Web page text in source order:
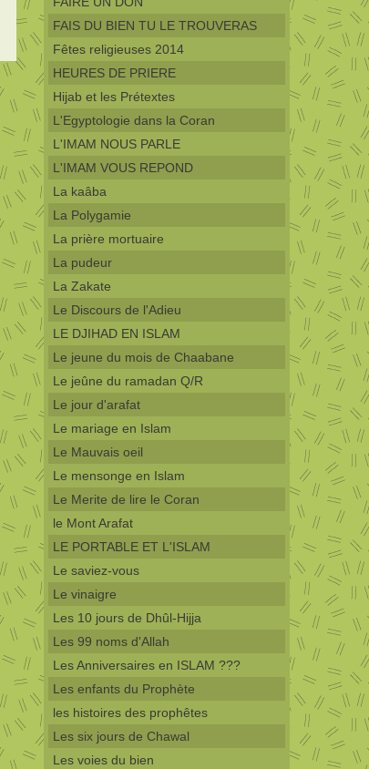
FAIS DU BIEN TU LE TROUVERAS
Fêtes religieuses 2014
HEURES DE PRIERE
Hijab et les Prétextes
L'Egyptologie dans la Coran
L'IMAM NOUS PARLE
L'IMAM VOUS REPOND
La kaâba
La Polygamie
La prière mortuaire
La pudeur
La Zakate
Le Discours de l'Adieu
LE DJIHAD EN ISLAM
Le jeune du mois de Chaabane
Le jeûne du ramadan Q/R
Le jour d'arafat
Le mariage en Islam
Le Mauvais oeil
Le mensonge en Islam
Le Merite de lire le Coran
le Mont Arafat
LE PORTABLE ET L'ISLAM
Le saviez-vous
Le vinaigre
Les 10 jours de Dhûl-Hijja
Les 99 noms d'Allah
Les Anniversaires en ISLAM ???
Les enfants du Prophète
les histoires des prophêtes
Les six jours de Chawal
Les voies du bien